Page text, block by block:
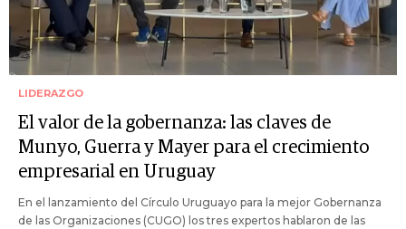
LIDERAZGO
El valor de la gobernanza: las claves de
Munyo, Guerra y Mayer para el crecimiento
empresarial en Uruguay
En el lanzamiento del Círculo Uruguayo para la mejor Gobernanza
de las Organizaciones (CUGO) los tres expertos hablaron de las